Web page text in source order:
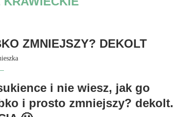
ZMNIEJSZY? DEKOLT
i nie wiesz, jak go
i prosto zmniejszy? dekolt.